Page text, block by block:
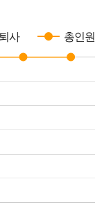
퇴사 총인원